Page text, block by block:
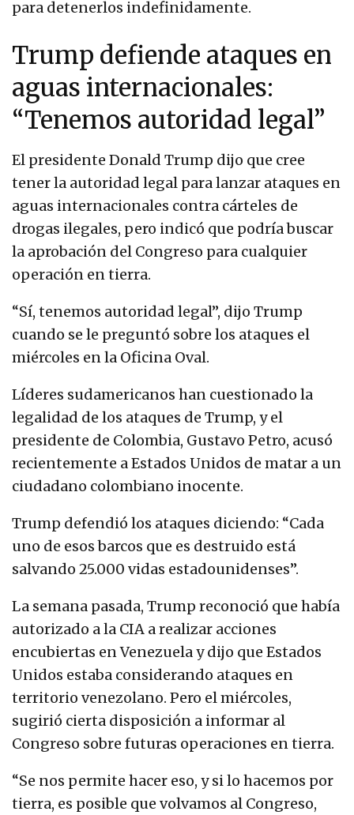
para detenerlos indefinidamente.
Trump defiende ataques en
aguas internacionales:
“Tenemos autoridad legal”
El presidente Donald Trump dijo que cree
tener la autoridad legal para lanzar ataques en
aguas internacionales contra cárteles de
drogas ilegales, pero indicó que podría buscar
la aprobación del Congreso para cualquier
operación en tierra.
“Sí, tenemos autoridad legal”, dijo Trump
cuando se le preguntó sobre los ataques el
miércoles en la Oficina Oval.
Líderes sudamericanos han cuestionado la
legalidad de los ataques de Trump, y el
presidente de Colombia, Gustavo Petro, acusó
recientemente a Estados Unidos de matar a un
ciudadano colombiano inocente.
Trump defendió los ataques diciendo: “Cada
uno de esos barcos que es destruido está
salvando 25.000 vidas estadounidenses”.
La semana pasada, Trump reconoció que había
autorizado a la CIA a realizar acciones
encubiertas en Venezuela y dijo que Estados
Unidos estaba considerando ataques en
territorio venezolano. Pero el miércoles,
sugirió cierta disposición a informar al
Congreso sobre futuras operaciones en tierra.
“Se nos permite hacer eso, y si lo hacemos por
tierra, es posible que volvamos al Congreso,